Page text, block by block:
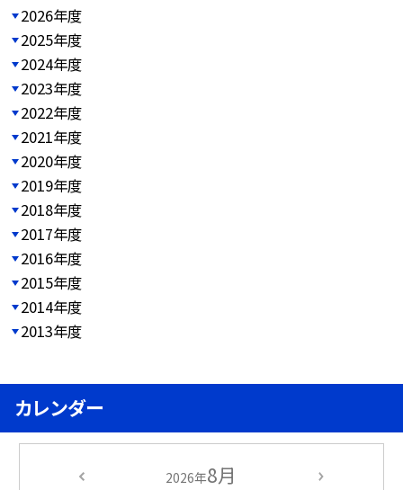
2026年度
2025年度
2024年度
2023年度
2022年度
2021年度
2020年度
2019年度
2018年度
2017年度
2016年度
2015年度
2014年度
2013年度
カレンダー
2026年8月